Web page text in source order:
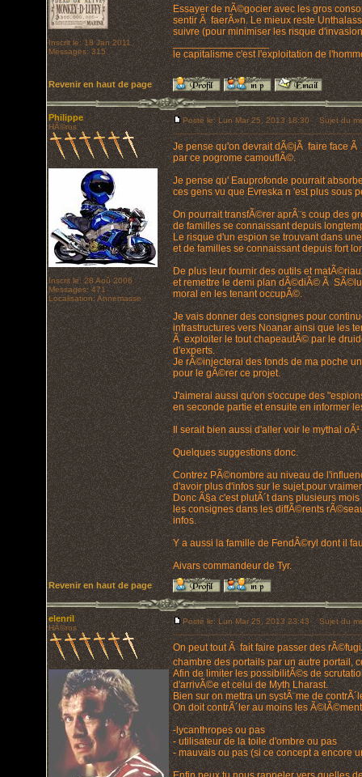
Inscrit le: 18 Jan 2011
Messages: 315
Essayer de nÃ©gocier avec les gros
sentir Ã faerÃ»n. Le mieux reste
suivre (pour minimiser les risque
_________________
le capitalisme c'est l'exploitation de
Revenir en haut de page
Philippe
HÃ©ros
Inscrit le: 28 Aoû 2006
Messages: 471
Localisation: Annemasse
Posté le: Lun Mar 25, 2013 18:30 Sujet du
Je pense qu'on devrait dÃ©jÃ faire face
par ce pogrome camouflÃ©.
Je pense qu' Eauprofonde pourrait
ces gens vu que Evreska n 'est plus sous
On pourrait transfÃ©rer aprÃ¨s coup des
de familles se connaissant depuis
Le risque d'un espion se trouvant dans
et de familles se connaissant depuis fort
De plus leur fournir des outils et
et remettre le demi plan dÃ©diÃ© Ã
moral en les tenant occupÃ©.
Je vais donner des consignes pour
infrastructures vers Noanar ainsi que les
Ã exploiter le tout chapeautÃ© par le
d'experts.
Je rÃ©injecterai des fonds de ma poche
pour le gÃ©rer ce projet.
J'aimerai aussi qu'on s'occupe des
en seconde partie et ensuite en informer
Il serait bien aussi d'aller voir le mythal
Quelques suggestions donc.
Contrez PÃ©nombre au niveau de
d'avoir plus d'infos sur le sujet,pour
Donc Ã§a c'est plutÃ´t dans plusieurs
les consignes dans les diffÃ©rents
infos.
Y a aussi la famille de FendÃ©ryl dont il
Aivars commandeur de Tyr.
Revenir en haut de page
elenril
HÃ©ros
Posté le: Lun Mar 25, 2013 23:43 Sujet du
On peut tout Ã fait faire passer des
chambre des portails par un autre portail,
Afin de limiter les possibilitÃ©s de
d'arrivÃ©e et celui de Myth Lharast.
Bien sur on mettra un systÃ¨me de
On doit contrÃ´ler au moins les
-lycanthropes ou pas
- utilisateur de la toile d'ombre ou pas
- mauvais ou pas (si ce concept a encore